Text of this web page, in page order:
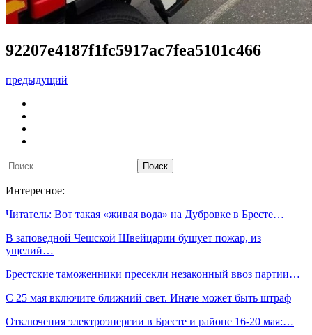
92207e4187f1fc5917ac7fea5101c466
предыдущий
Интересное:
Читатель: Вот такая «живая вода» на Дубровке в Бресте…
В заповедной Чешской Швейцарии бушует пожар, из
ущелий…
Брестские таможенники пресекли незаконный ввоз партии…
С 25 мая включите ближний свет. Иначе может быть штраф
Отключения электроэнергии в Бресте и районе 16-20 мая:…